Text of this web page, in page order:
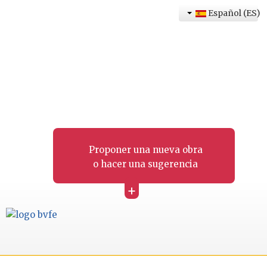
Proponer una nueva obra
o hacer una sugerencia
+
Español (ES)